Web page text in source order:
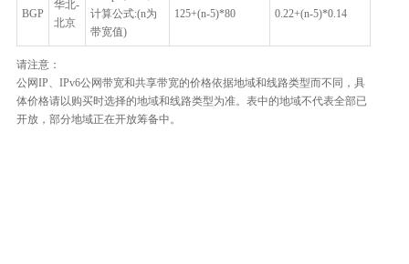
BGP
华北-
北京
计算公式:(n为
带宽值)
125+(n-5)*80 0.22+(n-5)*0.14
请注意：
公网IP、IPv6公网带宽和共享带宽的价格依据地域和线路类型而不同，具
体价格请以购买时选择的地域和线路类型为准。表中的地域不代表全部已
开放，部分地域正在开放筹备中。